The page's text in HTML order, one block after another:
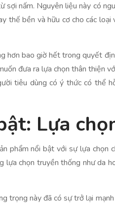
sợi nấm. Nguyên liệu này có
thế bền và hữu cơ cho các
hơn bao giờ hết trong quyết
đưa ra lựa chọn thân thiện
tiêu dùng có ý thức có
Lựa
phẩm nổi bật với sự lựa
chọn truyền thống như da
trọng này đã có sự trở lại